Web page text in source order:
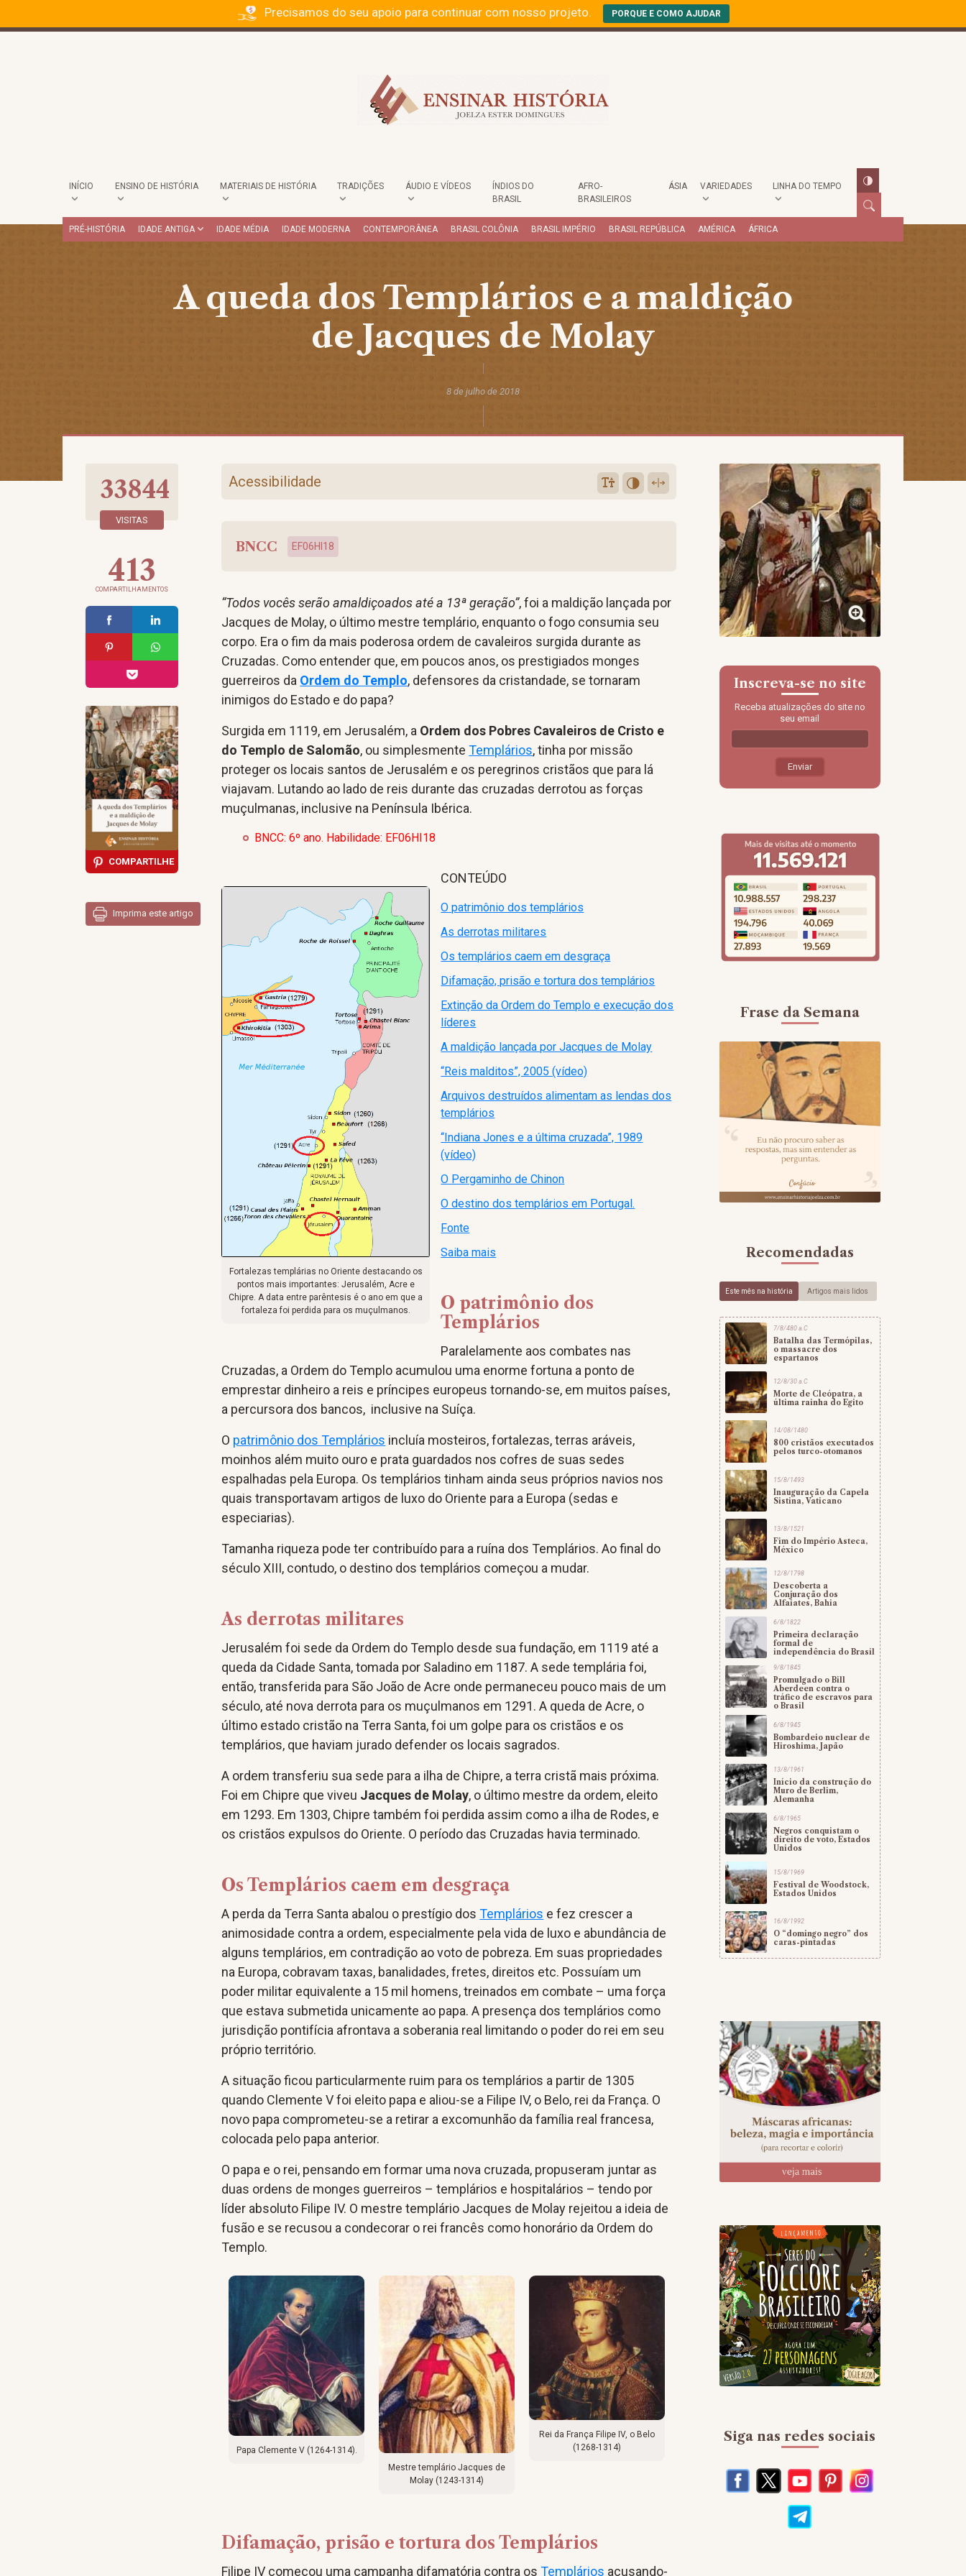
Precisamos do seu apoio para continuar com nosso projeto. PORQUE E COMO AJUDAR
INÍCIO ENSINO DE HISTÓRIA MATERIAIS DE HISTÓRIA TRADIÇÕES ÁUDIO E VÍDEOS
ÍNDIOS DO
BRASIL
AFRO-
BRASILEIROS
ÁSIA VARIEDADES LINHA DO TEMPO
PRÉ-HISTÓRIA IDADE ANTIGA IDADE MÉDIA IDADE MODERNA CONTEMPORÂNEA BRASIL COLÔNIA BRASIL IMPÉRIO BRASIL REPÚBLICA AMÉRICA ÁFRICA
A queda dos Templários e a maldição
de Jacques de Molay
8 de julho de 2018
33844
VISITAS
413
COMPARTILHAMENTOS
COMPARTILHE
Imprima este artigo
Acessibilidade
BNCC EF06HI18
“Todos vocês serão amaldiçoados até a 13ª geração”, foi a maldição lançada por
Jacques de Molay, o último mestre templário, enquanto o fogo consumia seu
corpo. Era o fim da mais poderosa ordem de cavaleiros surgida durante as
Cruzadas. Como entender que, em poucos anos, os prestigiados monges
guerreiros da Ordem do Templo, defensores da cristandade, se tornaram
inimigos do Estado e do papa?
Surgida em 1119, em Jerusalém, a Ordem dos Pobres Cavaleiros de Cristo e
do Templo de Salomão, ou simplesmenteTemplários, tinha por missão
proteger os locais santos de Jerusalém e os peregrinos cristãos que para lá
viajavam. Lutando ao lado de reis durante das cruzadas derrotou as forças
muçulmanas, inclusive na Península Ibérica.
BNCC: 6º ano. Habilidade: EF06HI18
Fortalezas templárias no Oriente destacando os
pontos mais importantes: Jerusalém, Acre e
Chipre. A data entre parêntesis é o ano em que a
fortaleza foi perdida para os muçulmanos.
CONTEÚDO
O patrimônio dos templários
As derrotas militares
Os templários caem em desgraça
Difamação, prisão e tortura dos templários
Extinção da Ordem do Templo e execução dos
líderes
A maldição lançada por Jacques de Molay
“Reis malditos”, 2005 (vídeo)
Arquivos destruídos alimentam as lendas dos
templários
“Indiana Jones e a última cruzada”, 1989
(vídeo)
O Pergaminho de Chinon
O destino dos templários em Portugal.
Fonte
Saiba mais
O patrimônio dos
Templários
Paralelamente aos combates nas
Cruzadas, a Ordem do Templo acumulou uma enorme fortuna a ponto de
emprestar dinheiro a reis e príncipes europeus tornando-se, em muitos países,
a percursora dos bancos, inclusive na Suíça.
O patrimônio dos Templários incluía mosteiros, fortalezas, terras aráveis,
moinhos além muito ouro e prata guardados nos cofres de suas sedes
espalhadas pela Europa. Os templários tinham ainda seus próprios navios nos
quais transportavam artigos de luxo do Oriente para a Europa (sedas e
especiarias).
Tamanha riqueza pode ter contribuído para a ruína dos Templários. Ao final do
século XIII, contudo, o destino dos templários começou a mudar.
As derrotas militares
Jerusalém foi sede da Ordem do Templo desde sua fundação, em 1119 até a
queda da Cidade Santa, tomada por Saladino em 1187. A sede templária foi,
então, transferida para São João de Acre onde permaneceu pouco mais de um
século, até nova derrota para os muçulmanos em 1291. A queda de Acre, o
último estado cristão na Terra Santa, foi um golpe para os cristãos e os
templários, que haviam jurado defender os locais sagrados.
A ordem transferiu sua sede para a ilha de Chipre, a terra cristã mais próxima.
Foi em Chipre que viveu Jacques de Molay, o último mestre da ordem, eleito
em 1293. Em 1303, Chipre também foi perdida assim como a ilha de Rodes, e
os cristãos expulsos do Oriente. O período das Cruzadas havia terminado.
Os Templários caem em desgraça
A perda da Terra Santa abalou o prestígio dosTemplários e fez crescer a
animosidade contra a ordem, especialmente pela vida de luxo e abundância de
alguns templários, em contradição ao voto de pobreza. Em suas propriedades
na Europa, cobravam taxas, banalidades, fretes, direitos etc. Possuíam um
poder militar equivalente a 15 mil homens, treinados em combate – uma força
que estava submetida unicamente ao papa. A presença dos templários como
jurisdição pontifícia afrontava a soberania real limitando o poder do rei em seu
próprio território.
A situação ficou particularmente ruim para os templários a partir de 1305
quando Clemente V foi eleito papa e aliou-se a Filipe IV, o Belo, rei da França. O
novo papa comprometeu-se a retirar a excomunhão da família real francesa,
colocada pelo papa anterior.
O papa e o rei, pensando em formar uma nova cruzada, propuseram juntar as
duas ordens de monges guerreiros – templários e hospitalários – tendo por
líder absoluto Filipe IV. O mestre templário Jacques de Molay rejeitou a ideia de
fusão e se recusou a condecorar o rei francês como honorário da Ordem do
Templo.
Papa Clemente V (1264-1314).
Mestre templário Jacques de
Molay (1243-1314)
Rei da França Filipe IV, o Belo
(1268-1314)
Difamação, prisão e tortura dos Templários
Filipe IV começou uma campanha difamatória contra osTemplários acusando-
Inscreva-se no site
Receba atualizações do site no
seu email
Frase da Semana
Recomendadas
Este mês na história Artigos mais lidos
7/8/480 a.C
Batalha das Termópilas,
o massacre dos
espartanos
12/8/30 a.C
Morte de Cleópatra, a
última rainha do Egito
14/08/1480
800 cristãos executados
pelos turco-otomanos
15/8/1493
Inauguração da Capela
Sistina, Vaticano
13/8/1521
Fim do Império Asteca,
México
12/8/1798
Descoberta a
Conjuração dos
Alfaiates, Bahia
6/8/1822
Primeira declaração
formal de
independência do Brasil
9/8/1845
Promulgado o Bill
Aberdeen contra o
tráfico de escravos para
o Brasil
6/8/1945
Bombardeio nuclear de
Hiroshima, Japão
13/8/1961
Início da construção do
Muro de Berlim,
Alemanha
6/8/1965
Negros conquistam o
direito de voto, Estados
Unidos
15/8/1969
Festival de Woodstock,
Estados Unidos
16/8/1992
O “domingo negro” dos
caras-pintadas
Siga nas redes sociais